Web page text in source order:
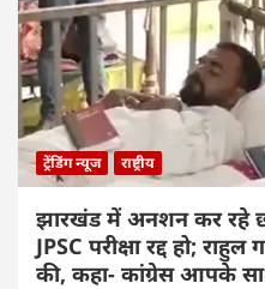
ट्रेंडिंग न्यूज राष्ट्रीय
झारखंड में अनशन कर रहे
JPSC परीक्षा रद्द हो;
की, कहा- कांग्रेस आपके